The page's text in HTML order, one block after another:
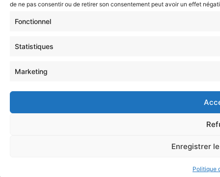
de ne pas consentir ou de retirer son consentement peut avoir un effet
Fonctionnel
Statistiques
Marketing
Enregistrer
Politique